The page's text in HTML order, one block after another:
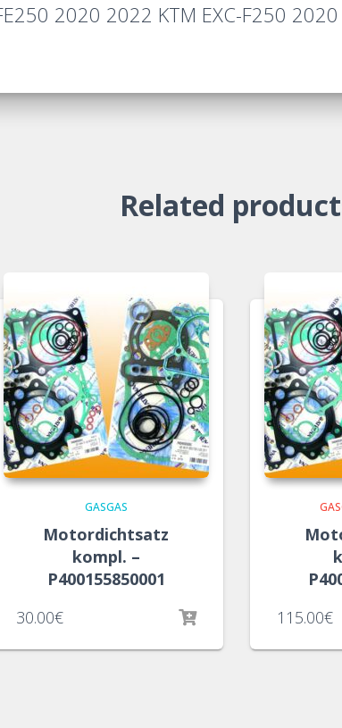
2020 2022 KTM EXC-F250
Related
GASGAS
Motordichtsatz
kompl. –
P400155850001
30.00€
115.00€